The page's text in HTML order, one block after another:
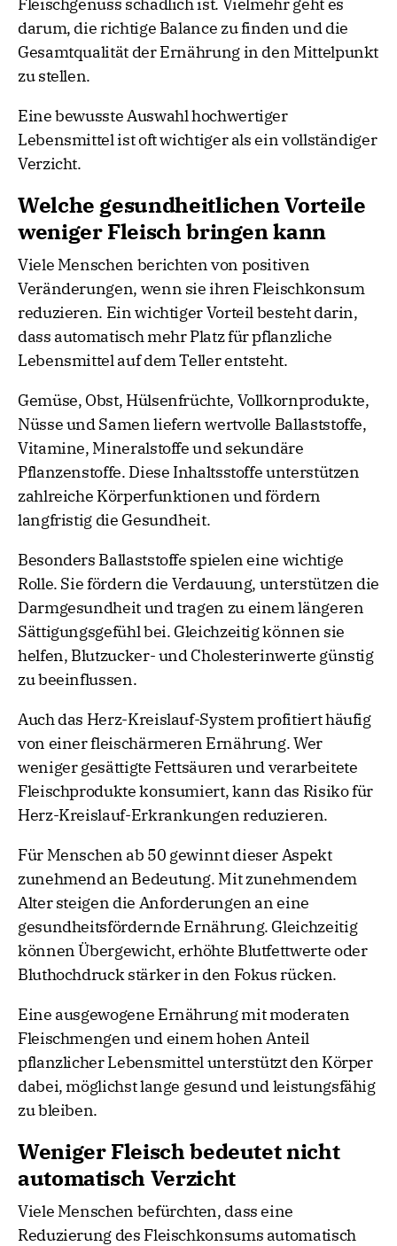
Fleischgenuss schädlich ist. Vielmehr geht es
darum, die richtige Balance zu finden und die
Gesamtqualität der Ernährung in den Mittelpunkt
zu stellen.
Eine bewusste Auswahl hochwertiger
Lebensmittel ist oft wichtiger als ein vollständiger
Verzicht.
Welche gesundheitlichen Vorteile
weniger Fleisch bringen kann
Viele Menschen berichten von positiven
Veränderungen, wenn sie ihren Fleischkonsum
reduzieren. Ein wichtiger Vorteil besteht darin,
dass automatisch mehr Platz für pflanzliche
Lebensmittel auf dem Teller entsteht.
Gemüse, Obst, Hülsenfrüchte, Vollkornprodukte,
Nüsse und Samen liefern wertvolle Ballaststoffe,
Vitamine, Mineralstoffe und sekundäre
Pflanzenstoffe. Diese Inhaltsstoffe unterstützen
zahlreiche Körperfunktionen und fördern
langfristig die Gesundheit.
Besonders Ballaststoffe spielen eine wichtige
Rolle. Sie fördern die Verdauung, unterstützen die
Darmgesundheit und tragen zu einem längeren
Sättigungsgefühl bei. Gleichzeitig können sie
helfen, Blutzucker- und Cholesterinwerte günstig
zu beeinflussen.
Auch das Herz-Kreislauf-System profitiert häufig
von einer fleischärmeren Ernährung. Wer
weniger gesättigte Fettsäuren und verarbeitete
Fleischprodukte konsumiert, kann das Risiko für
Herz-Kreislauf-Erkrankungen reduzieren.
Für Menschen ab 50 gewinnt dieser Aspekt
zunehmend an Bedeutung. Mit zunehmendem
Alter steigen die Anforderungen an eine
gesundheitsfördernde Ernährung. Gleichzeitig
können Übergewicht, erhöhte Blutfettwerte oder
Bluthochdruck stärker in den Fokus rücken.
Eine ausgewogene Ernährung mit moderaten
Fleischmengen und einem hohen Anteil
pflanzlicher Lebensmittel unterstützt den Körper
dabei, möglichst lange gesund und leistungsfähig
zu bleiben.
Weniger Fleisch bedeutet nicht
automatisch Verzicht
Viele Menschen befürchten, dass eine
Reduzierung des Fleischkonsums automatisch